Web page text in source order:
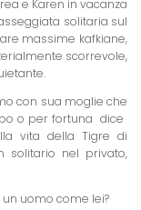
e Karen in vacanza
solitaria sul
massime kafkiane,
scorrevole,
con sua moglie che
o per fortuna  dice 
vita della Tigre di
solitario nel privato,
uomo come lei?